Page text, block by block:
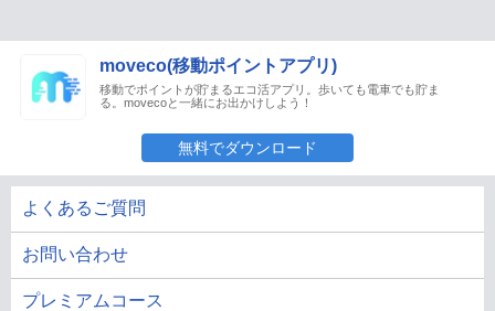
moveco(移動ポイントアプリ)
移動でポイントが貯まるエコ活アプリ。歩いても電車でも貯ま
る。movecoと一緒にお出かけしよう！
無料でダウンロード
よくあるご質問
お問い合わせ
プレミアムコース